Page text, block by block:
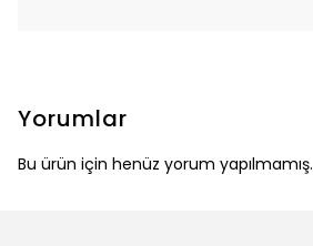
Yorumlar
Bu ürün için henüz yorum yapılmamış.